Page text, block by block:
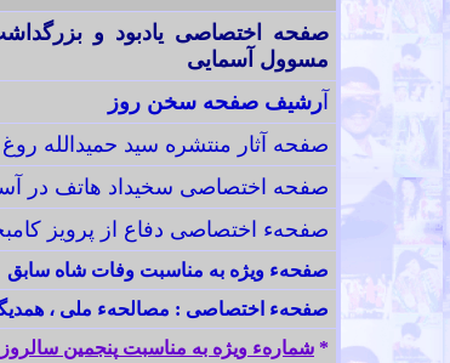
صفحه اختصاصی یادبود و
مسوول آسمایی
رشيف صفحه سخن روز
صفحه آثار منتشره سید حمیدالله
صفحه اختصاصی سخیداد هاتف در
صفحهء اختصاصی دفاع از پرویز
صفحهء ويژه به مناسبت وفات شاه سابق
صفحهء اختصاصی : مصالحهء ملی ،
* شمارهء ويژه به مناسبت پنجمين سالروز